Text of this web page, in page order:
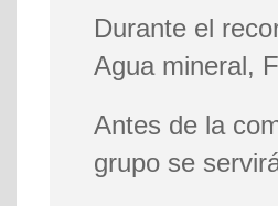
Durante el
Agua mineral,
Antes de la
grupo se